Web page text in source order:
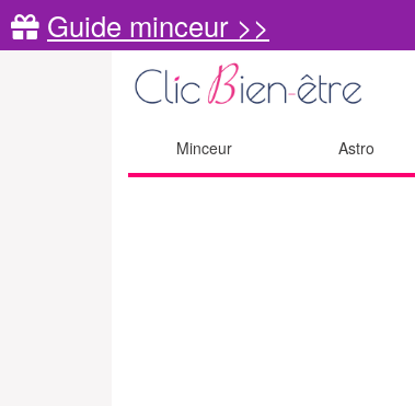
Guide minceur >>
Minceur Astro